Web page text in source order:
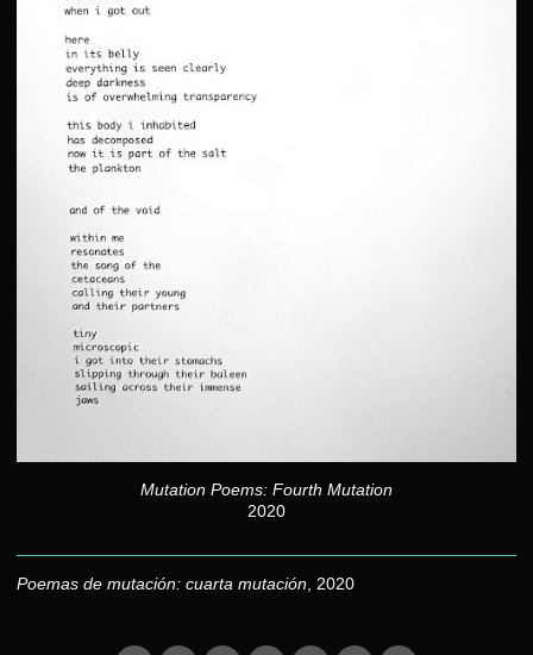
Mutation Poems: Fourth Mutation
2020
Poemas de mutación: cuarta mutación , 2020